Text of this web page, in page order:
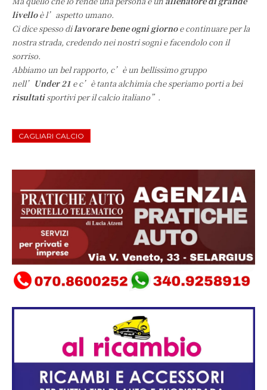
livelloè l’aspetto umano.
Ci dice spesso dilavorare bene ogni giornoe continuare per la
nostra strada, credendo nei nostri sogni e facendolo con il
sorriso.
Abbiamo un bel rapporto, c’è un bellissimo gruppo
nell’ Under 21 e c’è tanta alchimia che speriamo porti a bei
risultatisportivi per il calcio italiano”.
CAGLIARI CALCIO